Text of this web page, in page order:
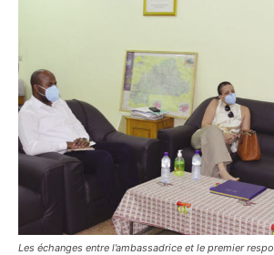
Les échanges entre l’ambassadrice et le premier